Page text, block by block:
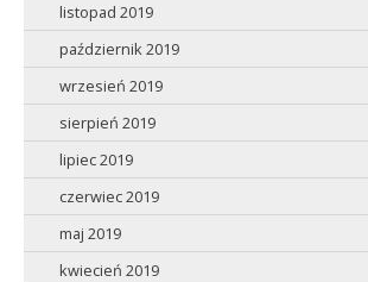
listopad 2019
październik 2019
wrzesień 2019
sierpień 2019
lipiec 2019
czerwiec 2019
maj 2019
kwiecień 2019